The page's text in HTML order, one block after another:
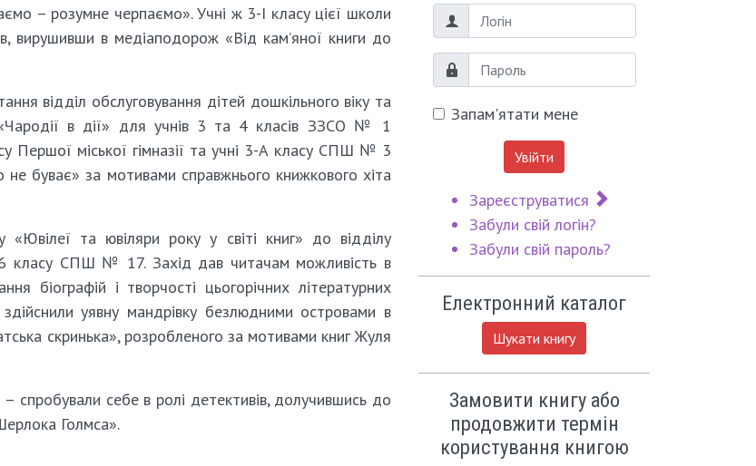
– розумне черпаємо». Учні ж 3-І класу цієї школи
вирушивши в медіаподорож «Від кам’яної книги до
відділ обслуговування дітей дошкільного віку та
«Чародії в дії» для учнів 3 та 4 класів ЗЗСО № 1
Першої міської гімназії та учні 3-А класу СПШ № 3
не буває» за мотивами справжнього книжкового хіта
«Ювілеї та ювіляри року у світі книг» до відділу
6 класу СПШ № 17. Захід дав читачам можливість в
біографій і творчості цьогорічних літературних
здійснили уявну мандрівку безлюдними островами в
скринька», розробленого за мотивами книг Жуля
себе в ролі детективів, долучившись до
Голмса».
Логін
Пароль
Запам'ятати мене
Увійти
Зареєструватися
Забули свій логін?
Забули свій пароль?
Електронний каталог
Шукати книгу
Замовити книгу або
продовжити термін
користування книгою